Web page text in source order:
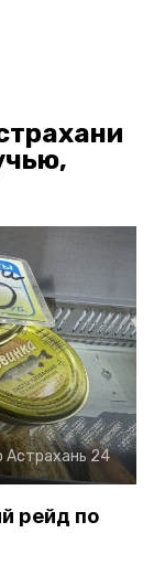
Астрахань 24
рейд по